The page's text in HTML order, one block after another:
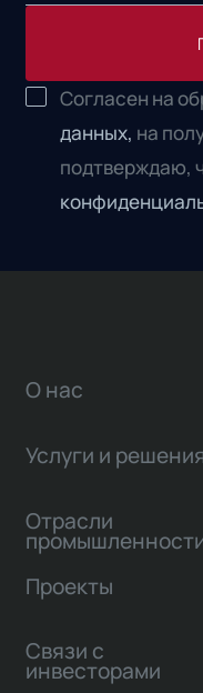
Согласен на
данных, на
подтверждаю,
О нас
Услуги и
Отрасли
Проекты
Связи с
инвесторами